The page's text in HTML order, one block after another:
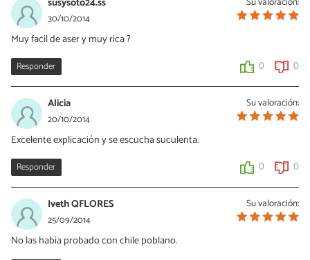
30/10/2014
Muy facil de aser y muy rica ?
Responder 0 0
Su valoración:
Alicia
20/10/2014
Excelente explicación y se escucha suculenta.
Responder 0 0
Su valoración:
Iveth QFLORES
25/09/2014
No las había probado con chile poblano.